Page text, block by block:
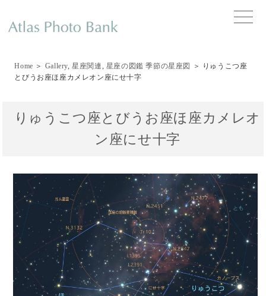
toggle
Home ＞ Gallery,星座関連, 星座の図鑑 季節の星座図
＞ りゅうこつ座
とびうお座ほ座カメレオン座にせ十字
りゅうこつ座とびうお座ほ座カメレオ
ン座にせ十字